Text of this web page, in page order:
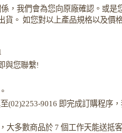
，我們會為您向原廠確認。或是
貨。 如您對以上產品規格以及價
與您聯繫!
(02)2253-9016 即完成訂購程序
大多數商品於 7 個工作天能送抵